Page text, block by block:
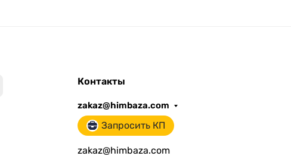
Контакты
zakaz@himbaza.com
Запросить КП
zakaz@himbaza.com